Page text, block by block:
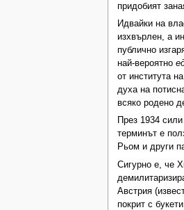
придобият
Идвайки на
изхвърлен, а
публично
най-вероятно
от института
духа на
всяко родено
През 1934
терминът е
Рьом и други
Сигурно е, че
Австрия
покрит с